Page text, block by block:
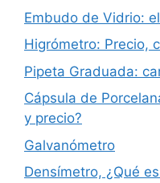
Embudo de Vidrio:
Higrómetro: Precio,
Pipeta Graduada:
Cápsula de
y precio?
Galvanómetro
Densímetro, ¿Qué